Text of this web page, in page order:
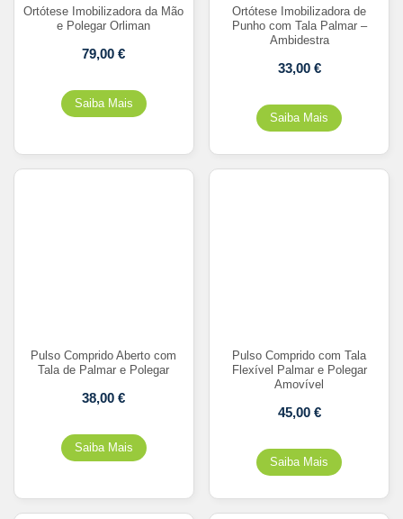
Ortótese Imobilizadora da Mão
e Polegar Orliman
79,00€
Ortótese Imobilizadora de
Punho com Tala Palmar –
Ambidestra
33,00 €
Pulso Comprido Aberto com
Tala de Palmar e Polegar
38,00€
Pulso Comprido com Tala
Flexível Palmar e Polegar
Amovível
45,00 €